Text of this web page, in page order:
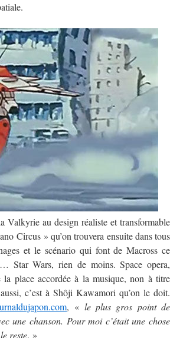
Valkyrie au design réaliste et transformable
Circus » qu’on trouvera ensuite dans tous
et le scénario qui font de Macross ce
Star Wars, rien de moins. Space opera,
la place accordée à la musique, non à titre
c’est à Shôji Kawamori qu’on le doit.
, « le plus gros point de
une chanson. Pour moi c’était une chose
reste. »